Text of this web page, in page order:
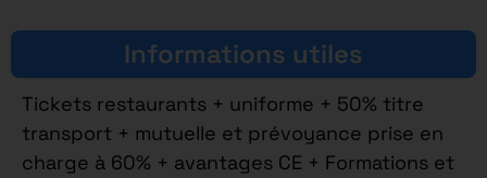
Informations utiles
Tickets restaurants + uniforme + 50% titre
transport + mutuelle et prévoyance prise en
charge à 60% + avantages CE + Formations et